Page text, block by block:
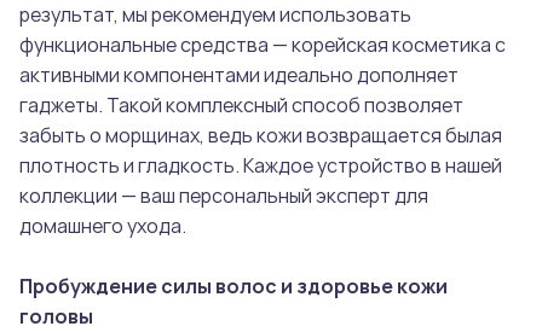
результат, мы рекомендуем использовать
функциональные средства — корейская косметика с
активными компонентами идеально дополняет
гаджеты. Такой комплексный способ позволяет
забыть о морщинах, ведь кожи возвращается былая
плотность и гладкость. Каждое устройство в нашей
коллекции — ваш персональный эксперт для
домашнего ухода.
Пробуждение силы волос и здоровье кожи
головы